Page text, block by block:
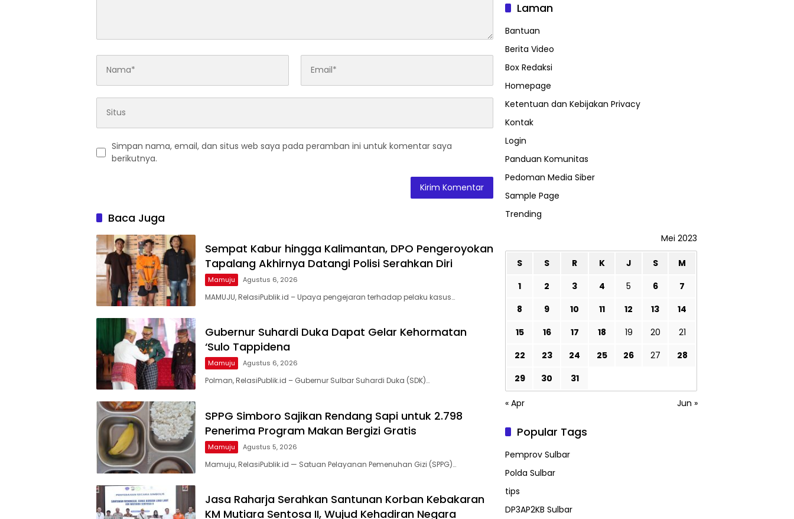
Simpan nama, email, dan situs web saya pada peramban ini untuk komentar saya
berikutnya.
Baca Juga
Sempat Kabur hingga Kalimantan, DPO Pengeroyokan
Tapalang Akhirnya Datangi Polisi Serahkan Diri
Mamuju Agustus 6, 2026
MAMUJU, RelasiPublik.id – Upaya pengejaran terhadap pelaku kasus…
Gubernur Suhardi Duka Dapat Gelar Kehormatan
‘Sulo Tappidena
Mamuju Agustus 6, 2026
Polman, RelasiPublik.id – Gubernur Sulbar Suhardi Duka (SDK)…
SPPG Simboro Sajikan Rendang Sapi untuk 2.798
Penerima Program Makan Bergizi Gratis
Mamuju Agustus 5, 2026
Mamuju, RelasiPublik.id — Satuan Pelayanan Pemenuhan Gizi (SPPG)…
Jasa Raharja Serahkan Santunan Korban Kebakaran
KM Mutiara Sentosa II, Wujud Kehadiran Negara
Laman
Bantuan
Berita Video
Box Redaksi
Homepage
Ketentuan dan Kebijakan Privacy
Kontak
Login
Panduan Komunitas
Pedoman Media Siber
Sample Page
Trending
Mei 2023
S S R K J S
M
1
2 3 4 5 6
7
8
9 10 11 12 13
14
15
16 17 18 19 20
21
22
23 24 25 26 27
28
29
30 31
« Apr Jun »
Popular Tags
Pemprov Sulbar
Polda Sulbar
tips
DP3AP2KB Sulbar